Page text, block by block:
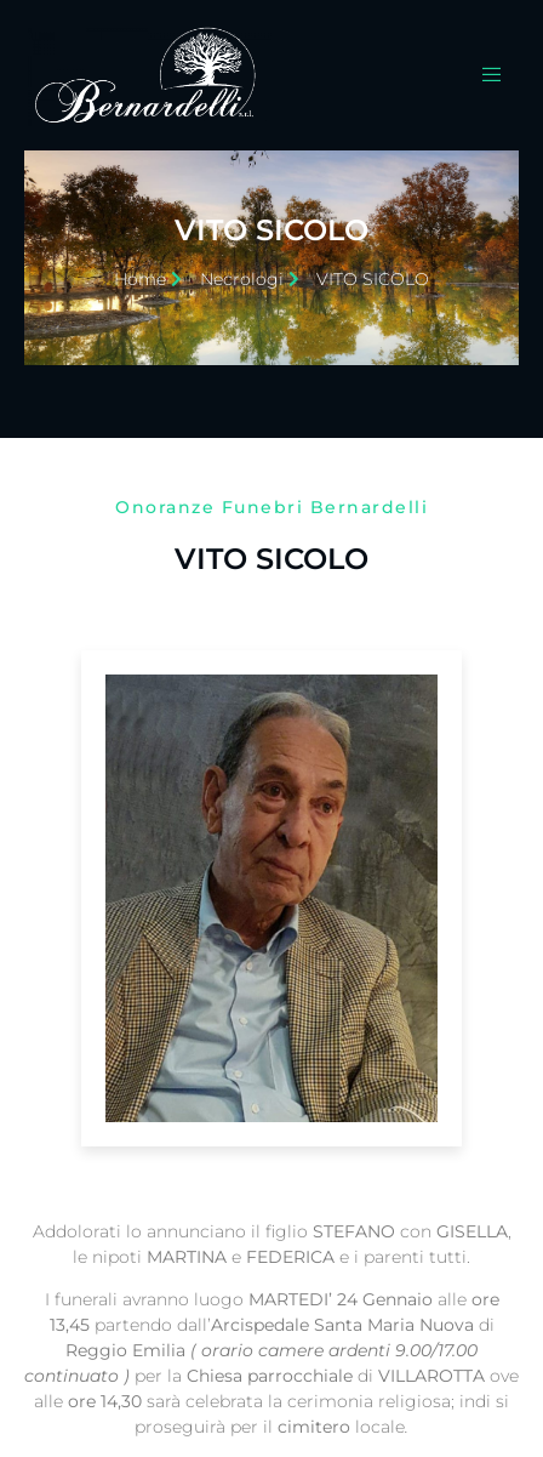
VITO SICOLO
Home Necrologi VITO SICOLO
Onoranze Funebri Bernardelli
VITO SICOLO
Addolorati lo annunciano il figlio STEFANO con GISELLA,
le nipoti MARTINA e FEDERICA e i parenti tutti.
I funerali avranno luogo MARTEDI’ 24 Gennaio alle ore
13,45 partendo dall’Arcispedale Santa Maria Nuova di
Reggio Emilia ( orario camere ardenti 9.00/17.00
continuato ) per la Chiesa parrocchiale di VILLAROTTA ove
alle ore 14,30 sarà celebrata la cerimonia religiosa; indi si
proseguirà per il cimitero locale.